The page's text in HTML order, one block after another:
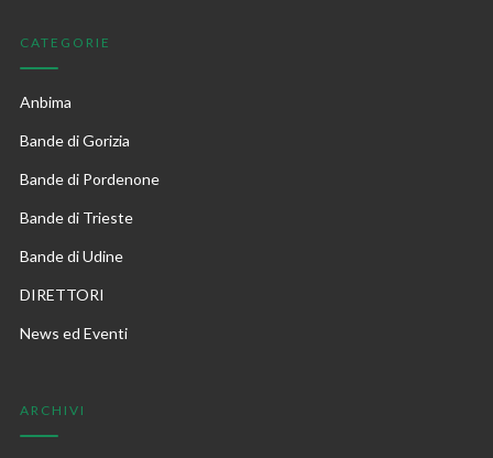
CATEGORIE
Anbima
Bande di Gorizia
Bande di Pordenone
Bande di Trieste
Bande di Udine
DIRETTORI
News ed Eventi
ARCHIVI